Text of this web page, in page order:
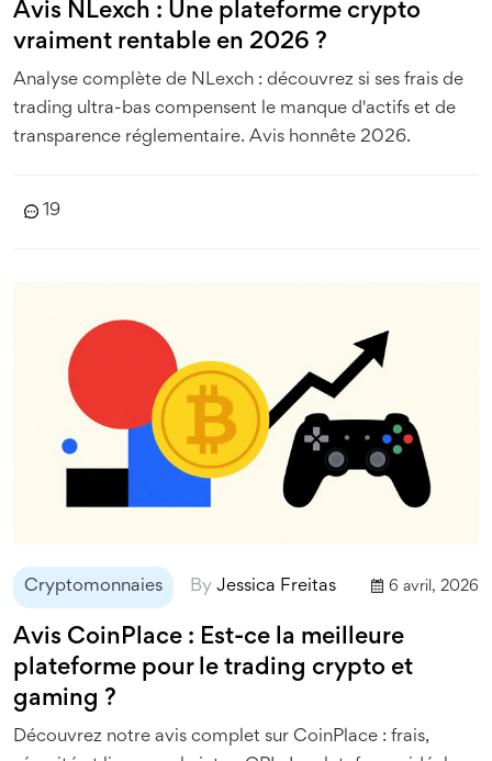
Avis NLexch : Une plateforme crypto
vraiment rentable en 2026 ?
Analyse complète de NLexch : découvrez si ses frais de
trading ultra-bas compensent le manque d'actifs et de
transparence réglementaire. Avis honnête 2026.
19
Cryptomonnaies By Jessica Freitas 6 avril, 2026
Avis CoinPlace : Est-ce la meilleure
plateforme pour le trading crypto et
gaming ?
Découvrez notre avis complet sur CoinPlace : frais,